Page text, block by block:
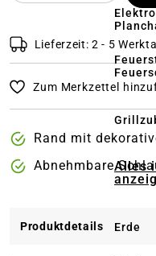
Alles
Erde
Lieferzeit: 2 - 5
Zum Merkzettel
Rand mit
Abnehmbare
Produktdetails